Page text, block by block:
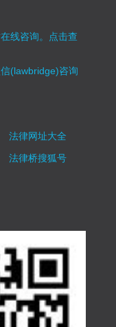
线咨询。 点击查
(lawbridge)咨询
法律网址大全
法律桥搜狐号